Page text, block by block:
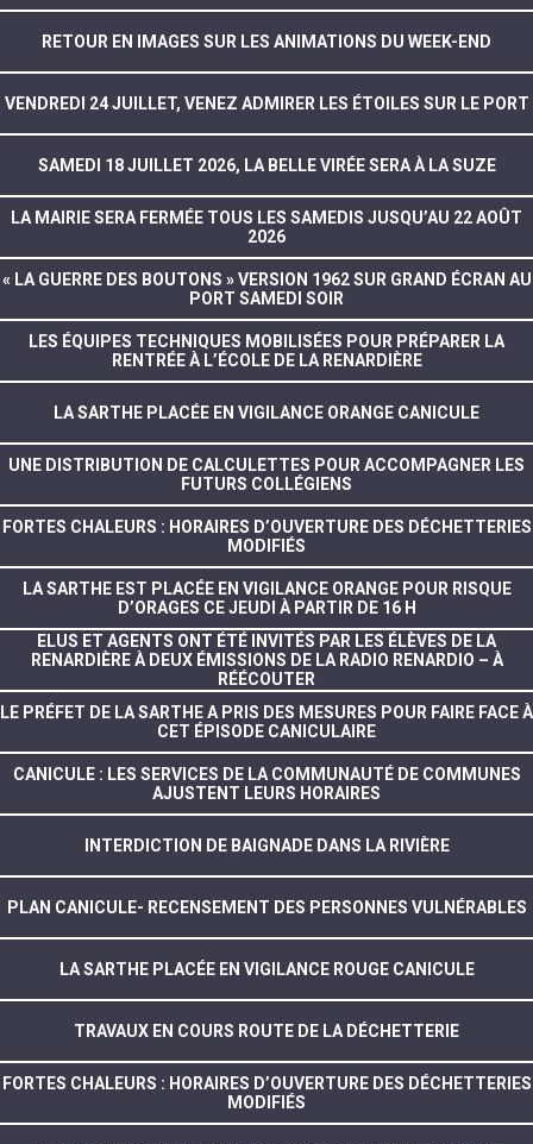
RETOUR EN IMAGES SUR LES ANIMATIONS DU WEEK-END
VENDREDI 24 JUILLET, VENEZ ADMIRER LES ÉTOILES SUR LE PORT
SAMEDI 18 JUILLET 2026, LA BELLE VIRÉE SERA À LA SUZE
LA MAIRIE SERA FERMÉE TOUS LES SAMEDIS JUSQU’AU 22 AOÛT
2026
« LA GUERRE DES BOUTONS » VERSION 1962 SUR GRAND ÉCRAN AU
PORT SAMEDI SOIR
LES ÉQUIPES TECHNIQUES MOBILISÉES POUR PRÉPARER LA
RENTRÉE À L’ÉCOLE DE LA RENARDIÈRE
LA SARTHE PLACÉE EN VIGILANCE ORANGE CANICULE
UNE DISTRIBUTION DE CALCULETTES POUR ACCOMPAGNER LES
FUTURS COLLÉGIENS
FORTES CHALEURS : HORAIRES D’OUVERTURE DES DÉCHETTERIES
MODIFIÉS
LA SARTHE EST PLACÉE EN VIGILANCE ORANGE POUR RISQUE
D’ORAGES CE JEUDI À PARTIR DE 16 H
ELUS ET AGENTS ONT ÉTÉ INVITÉS PAR LES ÉLÈVES DE LA
RENARDIÈRE À DEUX ÉMISSIONS DE LA RADIO RENARDIO – À
RÉÉCOUTER
LE PRÉFET DE LA SARTHE A PRIS DES MESURES POUR FAIRE FACE À
CET ÉPISODE CANICULAIRE
CANICULE : LES SERVICES DE LA COMMUNAUTÉ DE COMMUNES
AJUSTENT LEURS HORAIRES
INTERDICTION DE BAIGNADE DANS LA RIVIÈRE
PLAN CANICULE- RECENSEMENT DES PERSONNES VULNÉRABLES
LA SARTHE PLACÉE EN VIGILANCE ROUGE CANICULE
TRAVAUX EN COURS ROUTE DE LA DÉCHETTERIE
FORTES CHALEURS : HORAIRES D’OUVERTURE DES DÉCHETTERIES
MODIFIÉS